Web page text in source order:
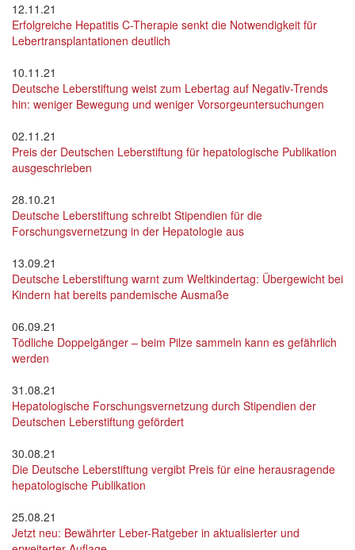
12.11.21
Erfolgreiche Hepatitis C-Therapie senkt die Notwendigkeit für
Lebertransplantationen deutlich
10.11.21
Deutsche Leberstiftung weist zum Lebertag auf Negativ-Trends
hin: weniger Bewegung und weniger Vorsorgeuntersuchungen
02.11.21
Preis der Deutschen Leberstiftung für hepatologische Publikation
ausgeschrieben
28.10.21
Deutsche Leberstiftung schreibt Stipendien für die
Forschungsvernetzung in der Hepatologie aus
13.09.21
Deutsche Leberstiftung warnt zum Weltkindertag: Übergewicht bei
Kindern hat bereits pandemische Ausmaße
06.09.21
Tödliche Doppelgänger – beim Pilze sammeln kann es gefährlich
werden
31.08.21
Hepatologische Forschungsvernetzung durch Stipendien der
Deutschen Leberstiftung gefördert
30.08.21
Die Deutsche Leberstiftung vergibt Preis für eine herausragende
hepatologische Publikation
25.08.21
Jetzt neu: Bewährter Leber-Ratgeber in aktualisierter und